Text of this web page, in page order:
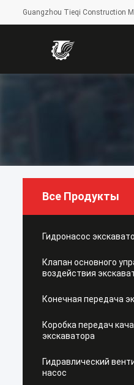
Guangzhou Tieqi Construction
Все Продукты
Гидронасос
Клапан основного
воздействия
Конечная передача
Коробка передач
экскаватора
Гидравлический
насос